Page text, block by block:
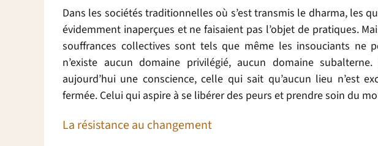
Dans les sociétés traditionnelles où s’est transmis le dharma, les
évidemment inaperçues et ne faisaient pas l’objet de pratiques.
souffrances collectives sont tels que même les insouciants ne
n’existe aucun domaine privilégié, aucun domaine subalterne.
aujourd’hui une conscience, celle qui sait qu’aucun lieu n’est
fermée. Celui qui aspire à se libérer des peurs et prendre soin du
La résistance au changement